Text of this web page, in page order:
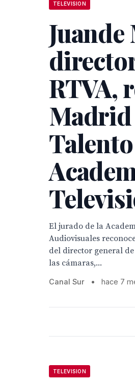
TELEVISION
RTVA,
Madrid
El jurado de la
Audiovisuales
del director general de
las cámaras,...
Canal Sur • hace 7
TELEVISION